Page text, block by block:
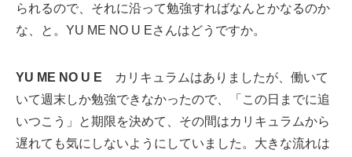
られるので、それに沿って勉強すればなんとかなるのか
な、と。YU ME NO U Eさんはどうですか。
YU ME NO U E カリキュラムはありましたが、働いて
いて週末しか勉強できなかったので、「この日までに追
いつこう」と期限を決めて、その間はカリキュラムから
遅れても気にしないようにしていました。大きな流れは